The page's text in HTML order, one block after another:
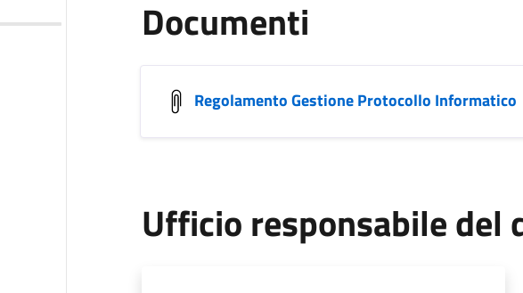
Documenti
Regolamento Gestione Protocollo Informatico
Ufficio responsabile del